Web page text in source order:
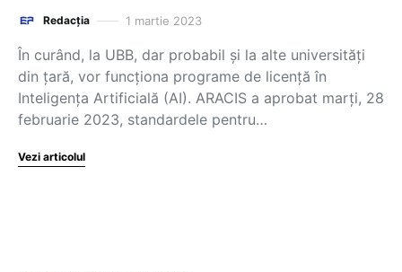
Redacția 1 martie 2023
În curând, la UBB, dar probabil și la alte universități
din țară, vor funcționa programe de licență în
Inteligența Artificială (AI). ARACIS a aprobat marți, 28
februarie 2023, standardele pentru…
Vezi articolul